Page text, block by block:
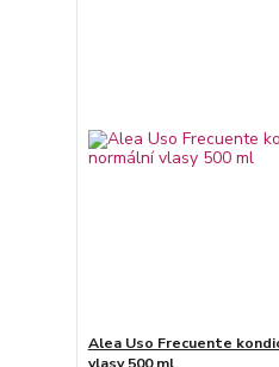
Alea Uso Frecuente
vlasy 500 ml